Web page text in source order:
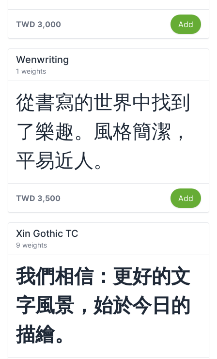
TWD 3,000 Add
Wenwriting
1 weights
從書寫的世界中找到
了樂趣。風格簡潔，
平易近人。
TWD 3,500 Add
Xin Gothic TC
9 weights
我們相信：更好的文
字風景，始於今日的
描繪。